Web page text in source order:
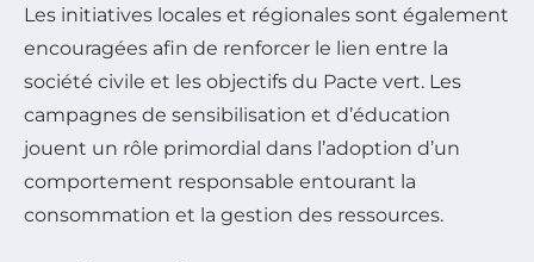
Les initiatives locales et régionales sont également
encouragées afin de renforcer le lien entre la
société civile et les objectifs du Pacte vert. Les
campagnes de sensibilisation et d’éducation
jouent un rôle primordial dans l’adoption d’un
comportement responsable entourant la
consommation et la gestion des ressources.